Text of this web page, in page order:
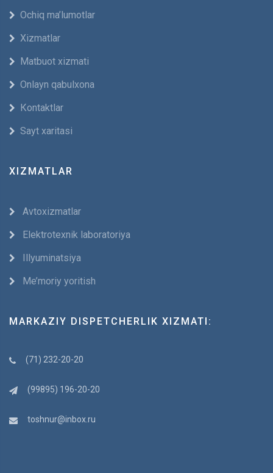
Ochiq ma’lumotlar
Xizmatlar
Мatbuot xizmati
Оnlayn qabulxona
Кontaktlar
Sayt xaritasi
XIZMATLAR
Avtoxizmatlar
Elektrotexnik laboratoriya
Illyuminatsiya
Me’moriy yoritish
MARKAZIY DISPETCHERLIK XIZMATI:
(71) 232-20-20
(99895) 196-20-20
toshnur@inbox.ru